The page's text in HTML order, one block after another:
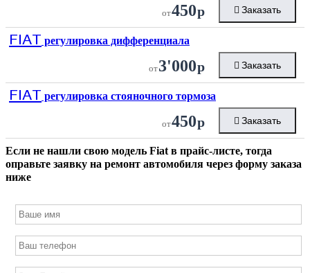
от450р Заказать
FIAT регулировка дифференциала
от3'000р Заказать
FIAT регулировка стояночного тормоза
от450р Заказать
Если не нашли свою модель Fiat в прайс-листе, тогда
оправьте заявку на ремонт автомобиля через форму заказа
ниже